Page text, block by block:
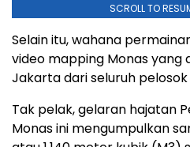
SCROLL TO
Selain itu, wahana
video mapping Monas yang
Jakarta dari seluruh pelosok
Tak pelak, gelaran hajatan
Monas ini mengumpulkan